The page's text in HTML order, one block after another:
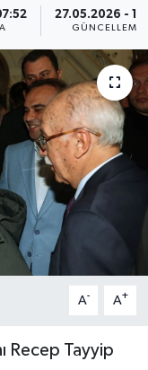
27.05.2026 -
GÜNCELLEME
A- A+
Recep Tayyip